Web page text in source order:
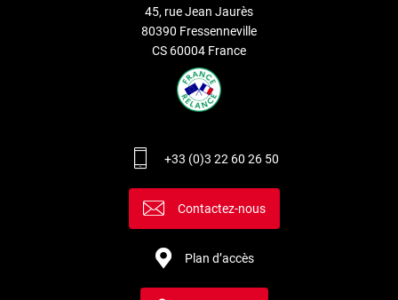
45, rue Jean Jaurès
80390 Fressenneville
CS 60004 France
+33 (0)3 22 60 26 50
Contactez-nous
Plan d’accès